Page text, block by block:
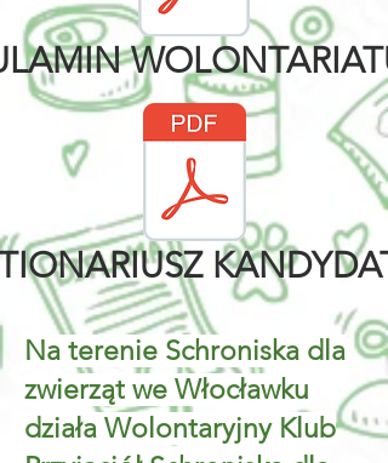
Na terenie Schroniska dla
zwierząt we Włocławku
działa Wolontaryjny Klub